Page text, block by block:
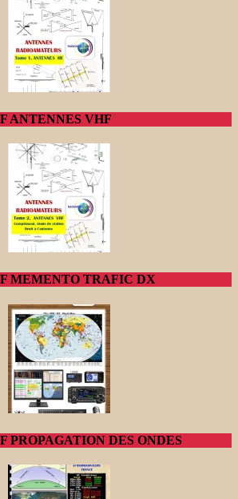
ANTENNES VHF
MEMENTO TRAFIC DX
PROPAGATION DES ONDES